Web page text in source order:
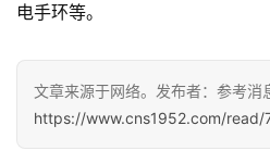
页
电手环等。
文章来源于网络。发布者：参考消
https://www.cns1952.com/read/